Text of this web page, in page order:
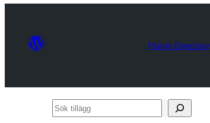
Plugin Directory
Sök